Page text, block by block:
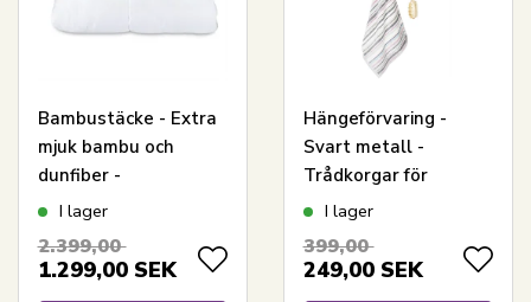
Bambustäcke - Extra
mjuk bambu och
dunfiber -
Allergivänlig -
Living
I lager
2.399,00
1.299,00 SEK
Hängeförvaring -
Svart metall -
Trådkorgar för
upphängning - Smart
korgar med 2 fack och
2 krokar
I lager
399,00
249,00 SEK